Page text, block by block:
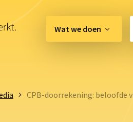
Wat we doen
Belangenbehartiging &
CPB-doorrekening: beloofde